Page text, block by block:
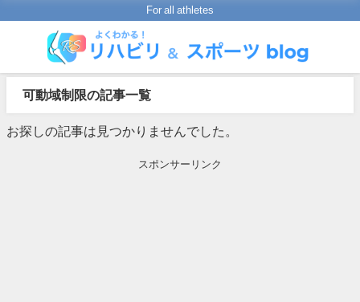
For all athletes
可動域制限の記事一覧
お探しの記事は見つかりませんでした。
スポンサーリンク